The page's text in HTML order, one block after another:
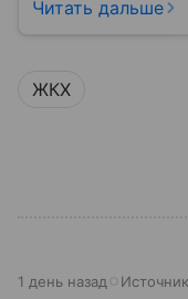
до конца
Читать дальше
ЖКХ
1 день назад